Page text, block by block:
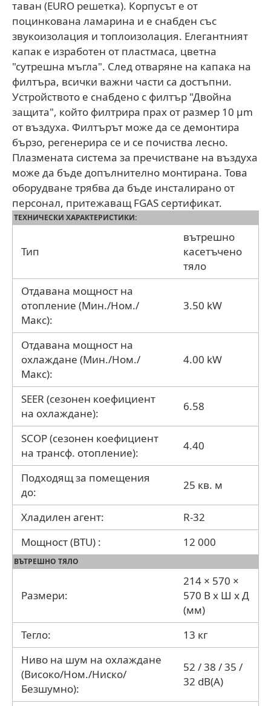
таван (EURO решетка). Корпусът е от
поцинкована ламарина и е снабден със
звукоизолация и топлоизолация. Елегантният
капак е изработен от пластмаса, цветна
"сутрешна мъгла". След отваряне на капака на
филтъра, всички важни части са достъпни.
Устройството е снабдено с филтър "Двойна
защита", който филтрира прах от размер 10 µm
от въздуха. Филтърът може да се демонтира
бързо, регенерира се и се почиства лесно.
Плазмената система за пречистване на въздуха
може да бъде допълнително монтирана. Това
оборудване трябва да бъде инсталирано от
персонал, притежаващ FGAS сертификат.
ТЕХНИЧЕСКИ ХАРАКТЕРИСТИКИ:
Тип
вътрешно
касетъчено
тяло
Отдавана мощност на
отопление (Мин./Ном./
Макс):
3.50 kW
Отдавана мощност на
охлаждане (Мин./Ном./
Макс):
4.00 kW
SEER (сезонен коефициент
на охлаждане):
6.58
SCOP (сезонен коефициент
на трансф. отопление):
4.40
Подходящ за помещения
до:
25 кв. м
Хладилен агент:
R-32
Мощност (BTU) :
12 000
ВЪТРЕШНО ТЯЛО
Размери:
214 × 570 ×
570 В x Ш x Д
(мм)
Тегло:
13 кг
Ниво на шум на охлаждане
(Високо/Ном./Ниско/
Безшумно):
52 / 38 / 35 /
32 dB(A)